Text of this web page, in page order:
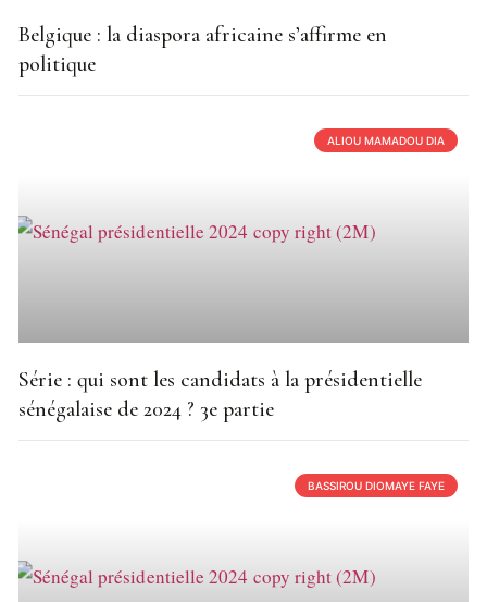
Belgique : la diaspora africaine s’affirme en
politique
ALIOU MAMADOU DIA
Série : qui sont les candidats à la présidentielle
sénégalaise de 2024 ? 3e partie
BASSIROU DIOMAYE FAYE